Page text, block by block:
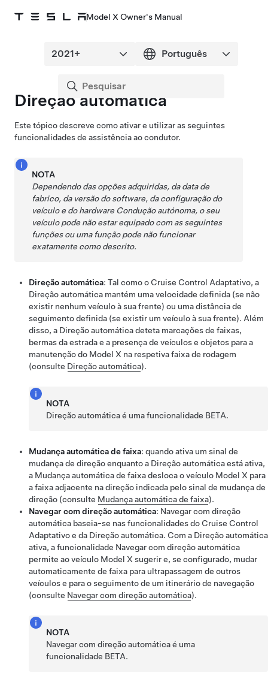
Model X Owner's Manual
Direção automática
Este tópico descreve como ativar e utilizar as seguintes
funcionalidades de assistência ao condutor.
NOTA
Dependendo das opções adquiridas, da data de
fabrico, da versão do software, da configuração do
veículo e do hardware Condução autónoma, o seu
veículo pode não estar equipado com as seguintes
funções ou uma função pode não funcionar
exatamente como descrito.
Direção automática: Tal como o Cruise Control Adaptativo, a
Direção automática mantém uma velocidade definida (se não
existir nenhum veículo à sua frente) ou uma distância de
seguimento definida (se existir um veículo à sua frente). Além
disso, a Direção automáticadeteta marcações de faixas,
bermas da estrada e a presença de veículos e objetos para a
manutenção do Model X na respetiva faixa de rodagem
(consulte Direção automática).
NOTA
Direção automáticaé uma funcionalidade BETA.
Mudança automática de faixa: quando ativa um sinal de
mudança de direção enquanto a Direção automáticaestá ativa,
a Mudança automática de faixadesloca o veículo Model X para
a faixa adjacente na direção indicada pelo sinal de mudança de
direção (consulte Mudança automática de faixa).
Navegar com direção automática: Navegar com direção
automática baseia-se nas funcionalidades do Cruise Control
Adaptativoe da Direção automática. Com a Direção automática
ativa, a funcionalidade Navegar com direção automática
permite ao veículo Model X sugerir e, se configurado, mudar
automaticamente de faixa para ultrapassagem de outros
veículos e para o seguimento de um itinerário de navegação
(consulte Navegar com direção automática).
NOTA
Navegar com direção automáticaé uma
funcionalidade BETA.